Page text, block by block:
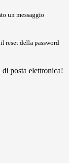
un messaggio
reset della password
posta elettronica!